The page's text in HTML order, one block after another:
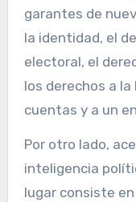
garantes de
la identidad, el
electoral, el
los derechos a
cuentas y a un
Por otro lado,
inteligencia
lugar consiste